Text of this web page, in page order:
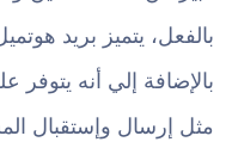
بالفعل، يتميز بريد
بالإضافة إلي أنه يتوفر
مثل إرسال وإستقبال